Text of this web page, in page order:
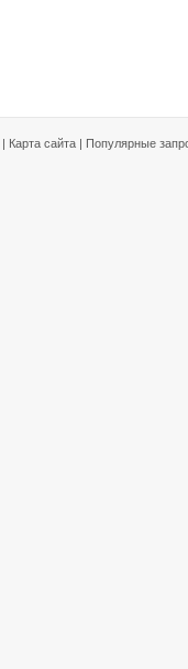
| Карта сайта | Популярные